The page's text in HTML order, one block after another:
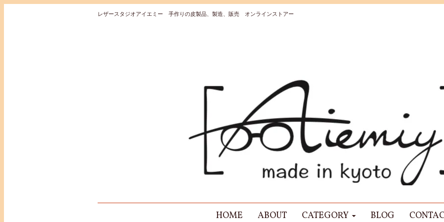
レザースタジオアイエミー 手作りの皮製品、製造、販売 オンラインストアー
HOME ABOUT CATEGORY BLOG